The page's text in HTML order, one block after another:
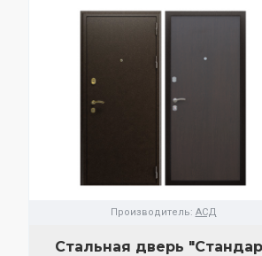
Производитель: АСД
Стальная дверь